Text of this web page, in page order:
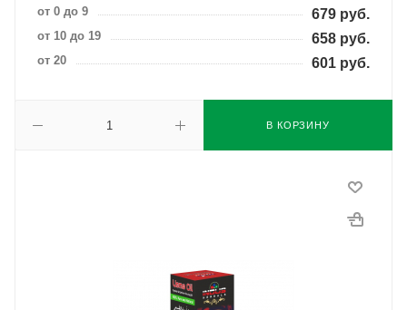
от 0 до 9 679 руб.
от 10 до 19 658 руб.
от 20 601 руб.
В КОРЗИНУ